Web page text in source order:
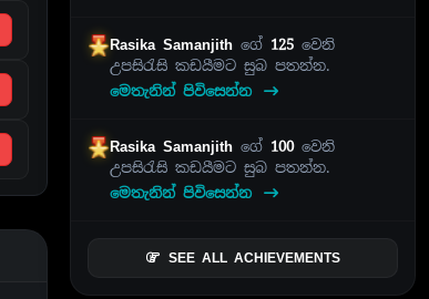
Rasika Samanjithගේ 125 වෙනි
උපසිරැසි කඩයීමට සුබ පතන්න.
මෙතැනින් පිවිසෙන්න
Rasika Samanjithගේ 100වෙනි
උපසිරැසි කඩයීමට සුබ පතන්න.
මෙතැනින් පිවිසෙන්න
SEE ALL ACHIEVEMENTS